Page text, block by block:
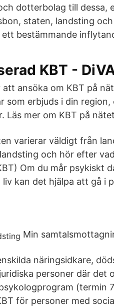
dotterbolag till dessa,
staten, landsting
bestämmande
KBT -
att ansöka om KBT på
som erbjuds i din
Läs mer om KBT på
varierar väldigt från
och hör efter
Om du mår psykiskt
kan det hjälpa att gå i
Min
näringsidkare,
personer där
(termin
för personer med